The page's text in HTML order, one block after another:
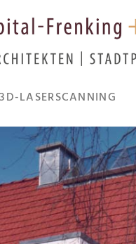
3D-LASERSCANNING